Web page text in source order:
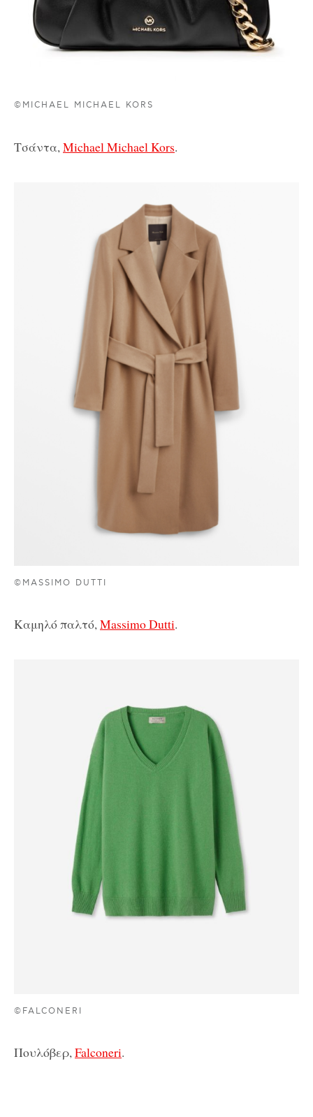
©MICHAEL MICHAEL KORS
Τσάντα, Michael Michael Kors.
©MASSIMO DUTTI
Καμηλό παλτό,Massimo Dutti.
©FALCONERI
Πουλόβερ,Falconeri.